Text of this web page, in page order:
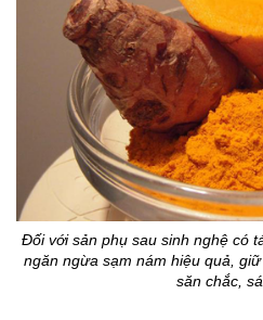
Đối với sản phụ sau sinh nghệ có
ngăn ngừa sạm nám hiệu quả,
săn chắc,